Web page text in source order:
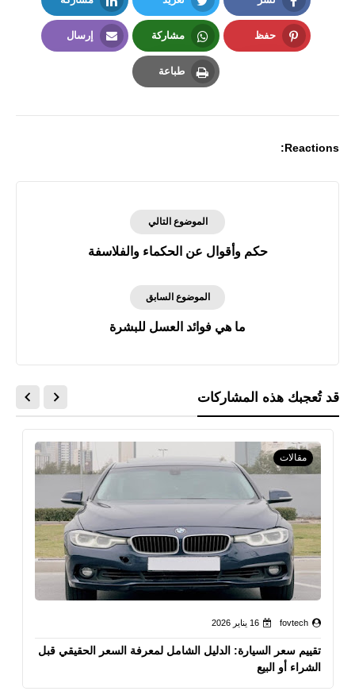
Facebook
Twitter
LinkedIn
حفظ مشاركة
Whatsapp
إرسال
طباعة
Reactions:
الموضوع التالي
حكم وأقوال عن الحكماء والفلاسفة
الموضوع السابق
ما هي فوائد العسل للبشرة
قد تُعجبك هذه المشاركات
مقالات
fovtech 16 يناير 2026
تقييم سعر السيارة: الدليل الشامل لمعرفة السعر الحقيقي قبل
الشراء أو البيع